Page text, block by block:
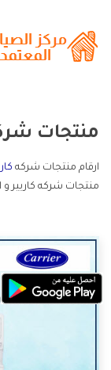
منتجات
ارقام منتجات شركه
منتجات شركه كاريير